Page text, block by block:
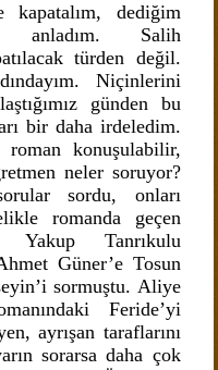
kapatalım, dediğim
anladım. Salih
türden değil.
Niçinlerini
günden bu
bir daha irdeledim.
roman konuşulabilir,
neler soruyor?
sordu, onları
romanda geçen
Tanrıkulu
Güner’e Tosun
sormuştu. Aliye
Feride’yi
ayrışan taraflarını
sorarsa daha çok